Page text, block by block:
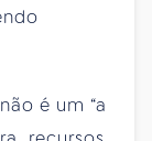
é um “a